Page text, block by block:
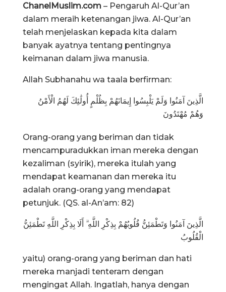
ChanelMuslim.com – Pengaruh Al-Qur’an
dalam meraih ketenangan jiwa. Al-Qur’an
telah menjelaskan kepada kita dalam
banyak ayatnya tentang pentingnya
keimanan dalam jiwa manusia.
Allah Subhanahu wa taala berfirman:
الَّذِينَ آمَنُوا وَلَمْ يَلْبِسُوا إِيمَانَهُمْ بِظُلْمٍ أُولَٰئِكَ لَهُمُ الْأَمْنُ
وَهُمْ مُهْتَدُونَ
Orang-orang yang beriman dan tidak
mencampuradukkan iman mereka dengan
kezaliman (syirik), mereka itulah yang
mendapat keamanan dan mereka itu
adalah orang-orang yang mendapat
petunjuk. (QS. al-An’am: 82)
الَّذِينَ آمَنُوا وَتَطْمَئِنُّ قُلُوبُهُمْ بِذِكْرِ اللَّهِ ۗ أَلَا بِذِكْرِ اللَّهِ تَطْمَئِنُّ
الْقُلُوبُ
yaitu) orang-orang yang beriman dan hati
mereka manjadi tenteram dengan
mengingat Allah. Ingatlah, hanya dengan